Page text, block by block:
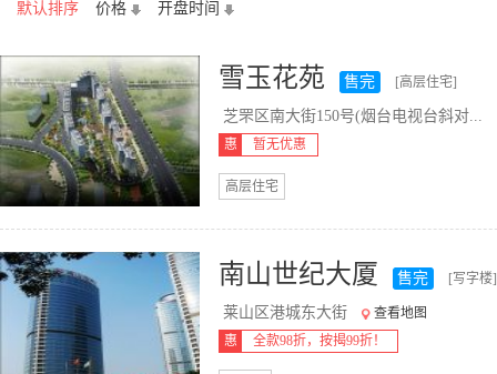
默认排序 价格 开盘时间
雪玉花苑 售完 [高层住宅]
芝罘区南大街150号(烟台电视台斜对...
惠 暂无优惠
高层住宅
南山世纪大厦 售完 [写字楼]
莱山区港城东大街
查看地图
惠
全款98折，按揭99折！